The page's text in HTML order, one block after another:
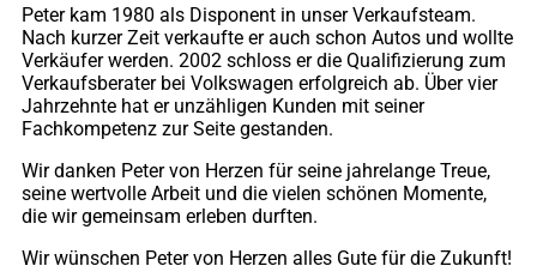
Peter kam 1980 als Disponent in unser Verkaufsteam.
Nach kurzer Zeit verkaufte er auch schon Autos und wollte
Verkäufer werden. 2002 schloss er die Qualifizierung zum
Verkaufsberater bei Volkswagen erfolgreich ab. Über vier
Jahrzehnte hat er unzähligen Kunden mit seiner
Fachkompetenz zur Seite gestanden.
Wir danken Peter von Herzen für seine jahrelange Treue,
seine wertvolle Arbeit und die vielen schönen Momente,
die wir gemeinsam erleben durften.
Wir wünschen Peter von Herzen alles Gute für die Zukunft!